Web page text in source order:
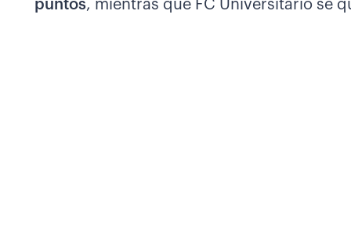
puntos, mientras que FC Universitario se